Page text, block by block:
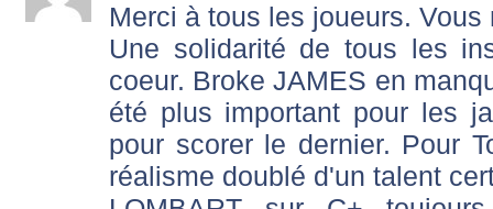
Merci à tous les joueurs. Vous
Une solidarité de tous les
coeur. Broke JAMES en
été plus important pour les
pour scorer le dernier. Pour
réalisme doublé d'un talent